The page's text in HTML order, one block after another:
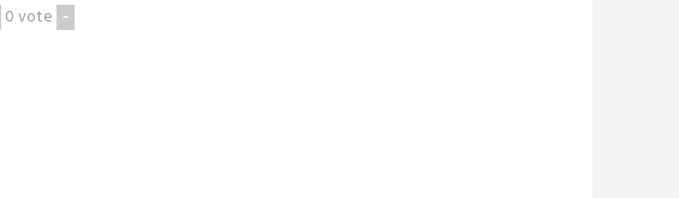
0vote -